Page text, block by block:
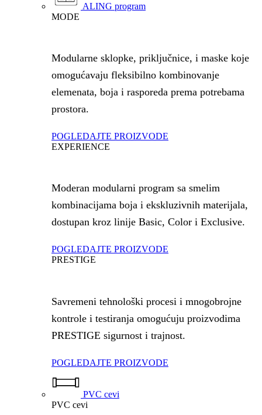
ALING program
MODE
Modularne sklopke, priključnice, i maske koje
omogućavaju fleksibilno kombinovanje
elemenata, boja i rasporeda prema potrebama
prostora.
POGLEDAJTE PROIZVODE
EXPERIENCE
Moderan modularni program sa smelim
kombinacijama boja i ekskluzivnih materijala,
dostupan kroz linije Basic, Color i Exclusive.
POGLEDAJTE PROIZVODE
PRESTIGE
Savremeni tehnološki procesi i mnogobrojne
kontrole i testiranja omogućuju proizvodima
PRESTIGE sigurnost i trajnost.
POGLEDAJTE PROIZVODE
PVC cevi
PVC cevi